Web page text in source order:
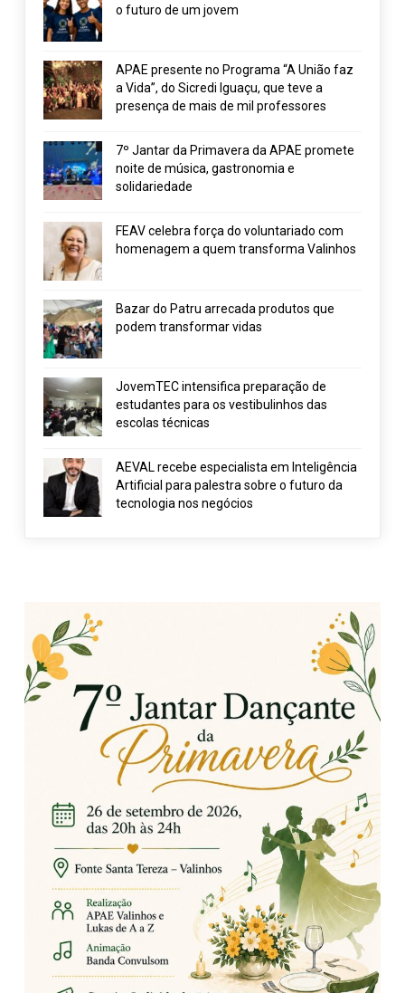
o futuro de um jovem
APAE presente no Programa “A União faz
a Vida”, do Sicredi Iguaçu, que teve a
presença de mais de mil professores
7º Jantar da Primavera da APAE promete
noite de música, gastronomia e
solidariedade
FEAV celebra força do voluntariado com
homenagem a quem transforma Valinhos
Bazar do Patru arrecada produtos que
podem transformar vidas
JovemTEC intensifica preparação de
estudantes para os vestibulinhos das
escolas técnicas
AEVAL recebe especialista em Inteligência
Artificial para palestra sobre o futuro da
tecnologia nos negócios